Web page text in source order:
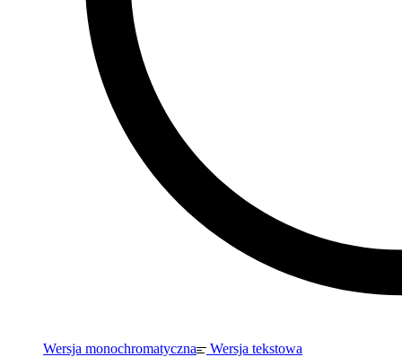
Wersja monochromatyczna Wersja tekstowa